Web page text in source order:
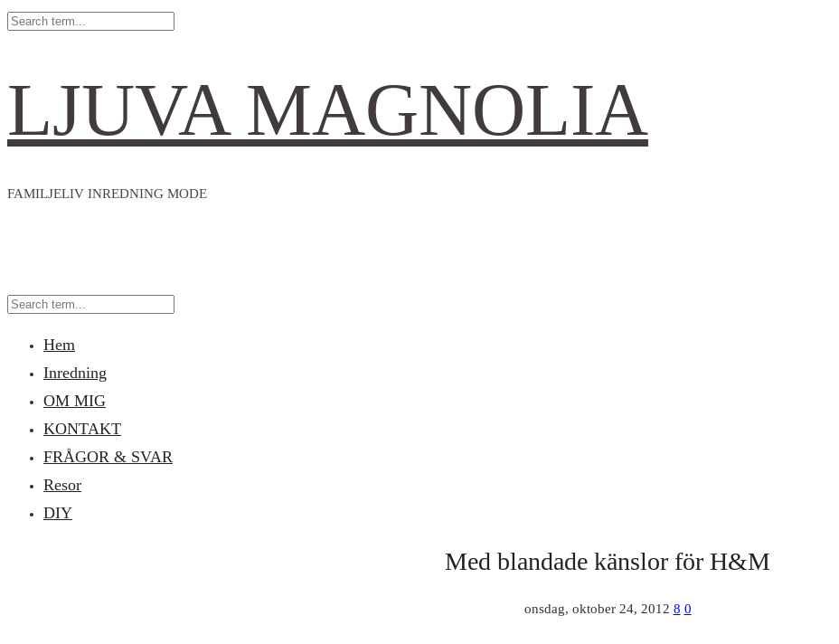
LJUVA MAGNOLIA
FAMILJELIV INREDNING MODE
Hem
Inredning
OM MIG
KONTAKT
FRÅGOR & SVAR
Resor
DIY
Med blandade känslor för H&M
onsdag, oktober 24, 2012 8 0